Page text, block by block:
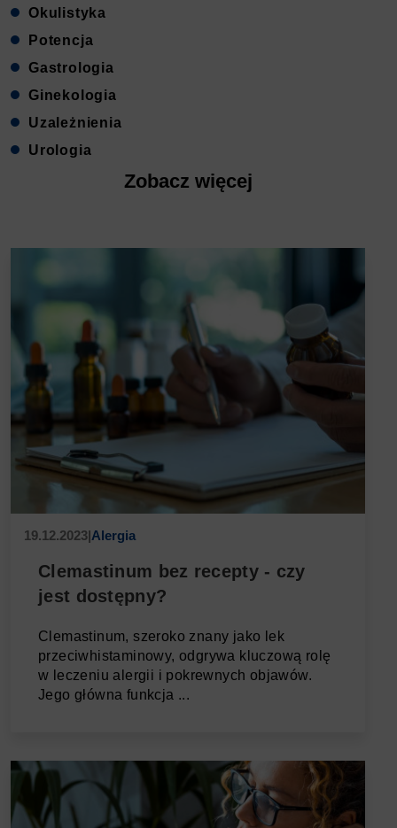
Okulistyka
Potencja
Gastrologia
Ginekologia
Uzależnienia
Urologia
Zobacz więcej
19.12.2023|Alergia
Clemastinum bez recepty - czy
jest dostępny?
Clemastinum, szeroko znany jako lek
przeciwhistaminowy, odgrywa kluczową rolę
w leczeniu alergii i pokrewnych objawów.
Jego główna funkcja ...